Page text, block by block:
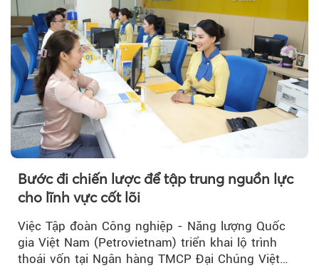
Bước đi chiến lược để tập trung nguồn lực
cho lĩnh vực cốt lõi
Việc Tập đoàn Công nghiệp - Năng lượng Quốc
gia Việt Nam (Petrovietnam) triển khai lộ trình
thoái vốn tại Ngân hàng TMCP Đại Chúng Việt